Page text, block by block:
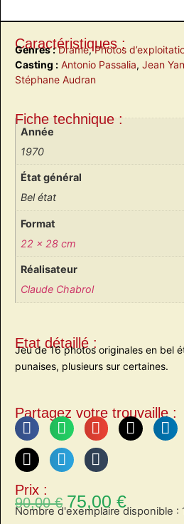
Caractéristiques :
Genres : Drame,Photos
Casting : Antonio Passalia, Jean
Stéphane Audran
Fiche technique :
Année
1970
État général
Bel état
Format
22 x 28 cm
Réalisateur
Claude Chabrol
Etat détaillé :
Jeu de 16 photos originales en bel
punaises, plusieurs sur certaines.
Partagez votre trouvaille :
Prix :
90,00€ 75,00 €
Nombre d'exemplaire disponible :